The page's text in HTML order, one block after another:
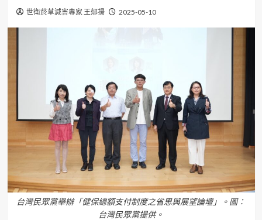
世衛菸草減害專家 王郁揚 2025-05-10
台灣民眾黨舉辦「健保總額支付制度之省思與展望論壇」。圖：
台灣民眾黨提供。